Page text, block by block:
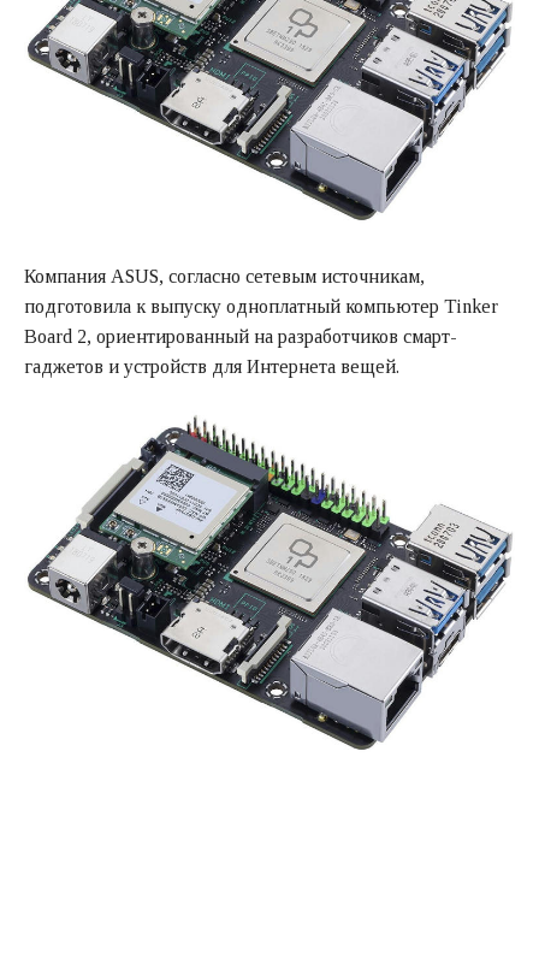
Компания ASUS, согласно сетевым источникам,
подготовила к выпуску одноплатный компьютер Tinker
Board 2, ориентированный на разработчиков смарт-
гаджетов и устройств для Интернета вещей.